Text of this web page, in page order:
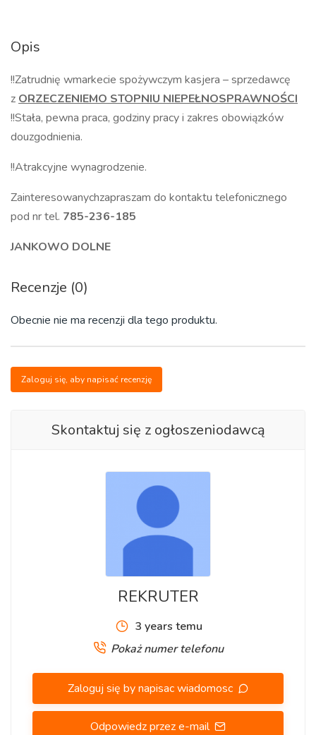
Opis
!!Zatrudnię wmarkecie spożywczym kasjera – sprzedawcę
z ORZECZENIEMO STOPNIU NIEPEŁNOSPRAWNOŚCI
!!Stała, pewna praca, godziny pracy i zakres obowiązków
douzgodnienia.
!!Atrakcyjne wynagrodzenie.
Zainteresowanychzapraszam do kontaktu telefonicznego
pod nr tel. 785-236-185
JANKOWO DOLNE
Recenzje (0)
Obecnie nie ma recenzji dla tego produktu.
Zaloguj się, aby napisać recenzję
Skontaktuj się z ogłoszeniodawcą
REKRUTER
3 years temu
Pokaż numer telefonu
Zaloguj się by napisac wiadomosc
Odpowiedz przez e-mail